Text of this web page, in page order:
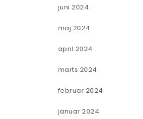
juni 2024
maj 2024
april 2024
marts 2024
februar 2024
januar 2024